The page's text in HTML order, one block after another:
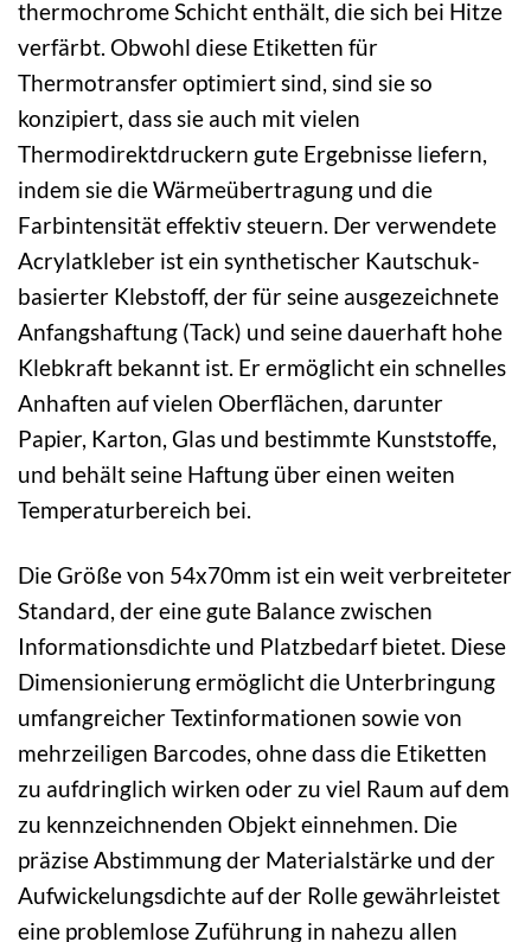
thermochrome Schicht enthält, die sich bei Hitze
verfärbt. Obwohl diese Etiketten für
Thermotransfer optimiert sind, sind sie so
konzipiert, dass sie auch mit vielen
Thermodirektdruckern gute Ergebnisse liefern,
indem sie die Wärmeübertragung und die
Farbintensität effektiv steuern. Der verwendete
Acrylatkleber ist ein synthetischer Kautschuk-
basierter Klebstoff, der für seine ausgezeichnete
Anfangshaftung (Tack) und seine dauerhaft hohe
Klebkraft bekannt ist. Er ermöglicht ein schnelles
Anhaften auf vielen Oberflächen, darunter
Papier, Karton, Glas und bestimmte Kunststoffe,
und behält seine Haftung über einen weiten
Temperaturbereich bei.
Die Größe von 54x70mm ist ein weit verbreiteter
Standard, der eine gute Balance zwischen
Informationsdichte und Platzbedarf bietet. Diese
Dimensionierung ermöglicht die Unterbringung
umfangreicher Textinformationen sowie von
mehrzeiligen Barcodes, ohne dass die Etiketten
zu aufdringlich wirken oder zu viel Raum auf dem
zu kennzeichnenden Objekt einnehmen. Die
präzise Abstimmung der Materialstärke und der
Aufwickelungsdichte auf der Rolle gewährleistet
eine problemlose Zuführung in nahezu allen